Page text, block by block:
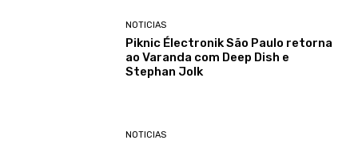
NOTICIAS
Piknic Électronik São Paulo retorna
ao Varanda com Deep Dish e
Stephan Jolk
NOTICIAS